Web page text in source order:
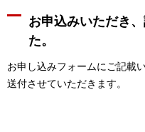
お申込みいただき
た。
お申し込みフォームにご記載
送付させていただきます。